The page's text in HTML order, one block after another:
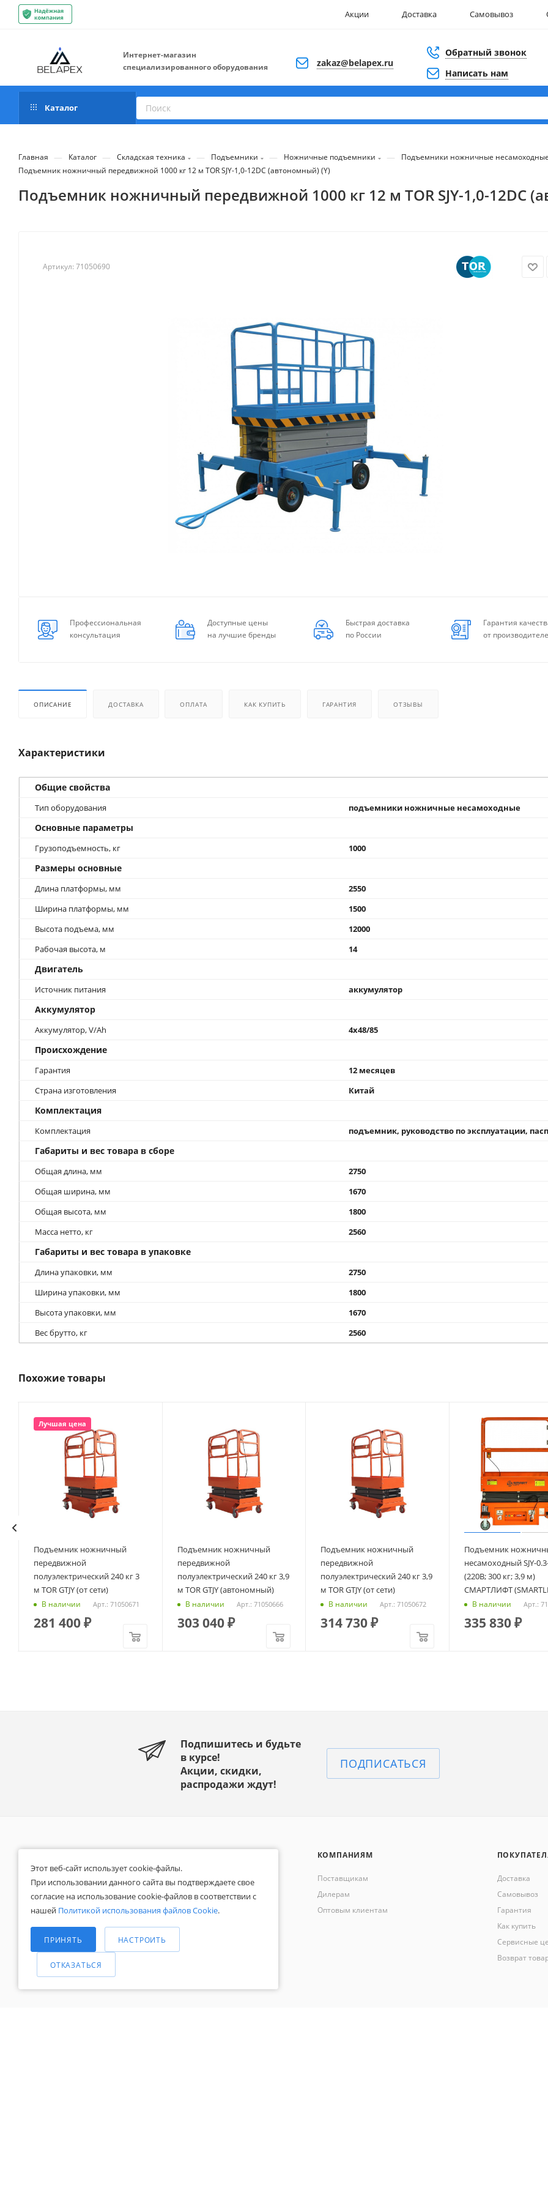
Акции Доставка Самовывоз
Интернет-магазин
специализированного оборудования
zakaz@belapex.ru
Обратный звонок
Написать нам
Каталог
Главная — Каталог — Складская техника — Подъемники — Ножничные подъемники —
Подъемники ножничные
Подъемник ножничный передвижной 1000 кг 12 м TOR SJY-1,0-12DC (автономный) (Y)
Подъемник ножничный передвижной 1000 кг 12 м TOR SJY-1,0-12DC
Артикул: 71050690
Профессиональная
консультация
Доступные цены
на лучшие бренды
Быстрая доставка
по России
Гарантия
от
ОПИСАНИЕ ДОСТАВКА ОПЛАТА КАК КУПИТЬ ГАРАНТИЯ ОТЗЫВЫ
Характеристики
Общие свойства
Тип оборудования подъемники ножничные несамоходные
Основные параметры
Грузоподъемность, кг 1000
Размеры основные
Длина платформы, мм
2550
Ширина платформы, мм
1500
Высота подъема, мм
12000
Рабочая высота, м
14
Двигатель
Источник питания аккумулятор
Аккумулятор
Аккумулятор, V/Ah 4x48/85
Происхождение
Гарантия
12 месяцев
Страна изготовления
Китай
Комплектация
Комплектация подъемник, руководство по эксплуатации,
Габариты и вес товара в сборе
Общая длина, мм
2750
Общая ширина, мм
1670
Общая высота, мм
1800
Масса нетто, кг
2560
Габариты и вес товара в упаковке
Длина упаковки, мм
2750
Ширина упаковки, мм
1800
Высота упаковки, мм
1670
Вес брутто, кг
2560
Похожие товары
Лучшая цена
Подъемник ножничный
передвижной
полуэлектрический 240 кг 3
м TOR GTJY (от сети)
В наличии Арт.: 71050671
281 400₽
Подъемник ножничный
передвижной
полуэлектрический 240 кг 3,9
м TOR GTJY (автономный)
В наличии Арт.: 71050666
303 040₽
Подъемник ножничный
передвижной
полуэлектрический 240 кг 3,9
м TOR GTJY (от сети)
В наличии Арт.: 71050672
314 730₽
Подъемник
несамоходный SJY-
(220В; 300 кг; 3,9 м)
СМАРТЛИФТ
В наличии Арт.:
335 830₽
Подпишитесь и будьте
в курсе!
Акции, скидки,
распродажи ждут!
ПОДПИСАТЬСЯ
АКЦИИ
БРЕНДЫ
КОНТАКТЫ
Реквизиты
Наши сертификаты
Отзывы
Новости
Блог
КОМПАНИЯМ
Поставщикам
Дилерам
Оптовым клиентам
Доставка
Самовывоз
Гарантия
Как купить
Сервисные
Возврат
Этот веб-сайт использует cookie-файлы.
При использовании данного сайта вы подтверждаете свое
согласие на использование cookie-файлов в соответствии с
нашей Политикой использования файлов Cookie.
Минимальные
Аналитические/Функциональные
ПРИНЯТЬ НАСТРОИТЬ
ОТКАЗАТЬСЯ